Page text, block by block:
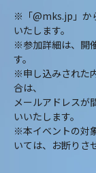
※「@mks.jp」か
いたします。
※参加詳細は、開
す。
※申し込みされた
合は、
メールアドレスが
いいたします。
※本イベントの対
いては、お断りさ